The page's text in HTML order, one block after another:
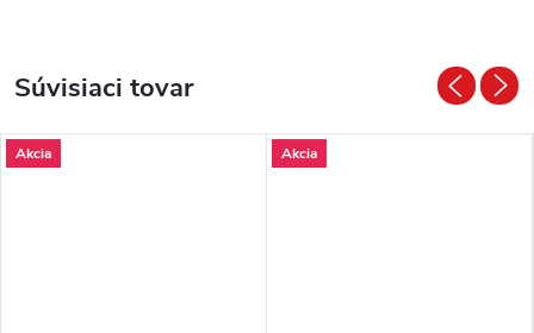
Súvisiaci tovar
Akcia Akcia